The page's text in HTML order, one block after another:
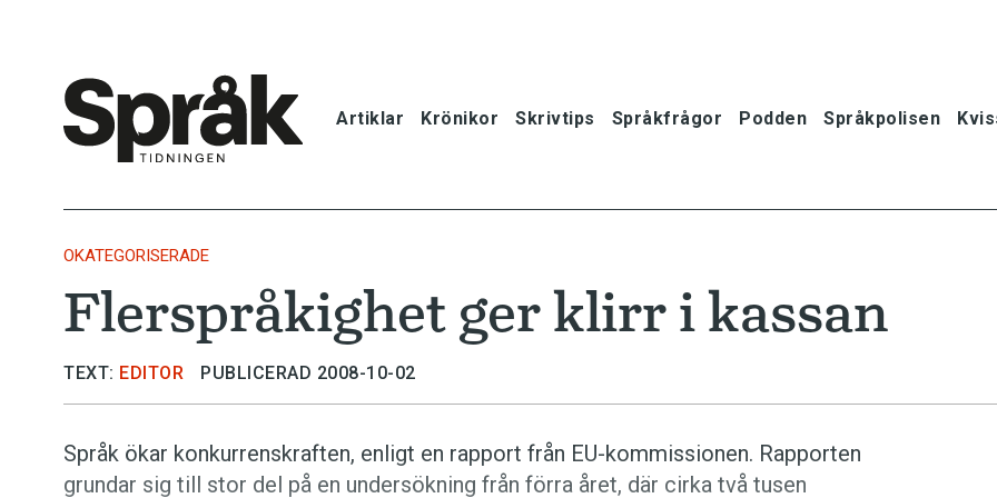
Artiklar Krönikor Skrivtips Språkfrågor Podden Språkpolisen
Krönikor
Språkfrågor
Bokrecensioner
OKATEGORISERADE
Flerspråkighet ger klirr i kassan
TEXT: EDITOR PUBLICERAD 2008-10-02
Språk ökar konkurrenskraften, enligt en rapport från EU-kommissionen. Rapporten
grundar sig till stor del på en undersökning från förra året, där cirka två tusen